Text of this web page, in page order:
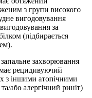
з групи високого
вигодовування
за
(підбирається
захворювання
рецидивуючий
з іншими атопічними
або алергічний риніт)